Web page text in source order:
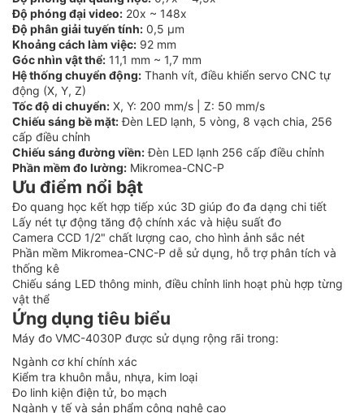
Độ phóng đại video: 20x ~ 148x
Độ phân giải tuyến tính: 0,5 µm
Khoảng cách làm việc: 92 mm
Góc nhìn vật thể: 11,1 mm ~ 1,7 mm
Hệ thống chuyển động: Thanh vít, điều khiển servo CNC tự
động (X, Y, Z)
Tốc độ di chuyển: X, Y: 200 mm/s | Z: 50 mm/s
Chiếu sáng bề mặt:Đèn LED lạnh, 5 vòng, 8 vạch chia, 256
cấp điều chỉnh
Chiếu sáng đường viền:Đèn LED lạnh 256 cấp điều chỉnh
Phần mềm đo lường: Mikromea-CNC-P
Ưu điểm nổi bật
Đo quang học kết hợp tiếp xúc 3D giúp đo đa dạng chi tiết
Lấy nét tự động tăng độ chính xác và hiệu suất đo
Camera CCD 1/2" chất lượng cao, cho hình ảnh sắc nét
Phần mềm Mikromea-CNC-P dễ sử dụng, hỗ trợ phân tích và
thống kê
Chiếu sáng LED thông minh, điều chỉnh linh hoạt phù hợp từng
vật thể
Ứng dụng tiêu biểu
Máy đo VMC-4030P được sử dụng rộng rãi trong:
Ngành cơ khí chính xác
Kiểm tra khuôn mẫu, nhựa, kim loại
Đo linh kiện điện tử, bo mạch
Ngành y tế và sản phẩm công nghệ cao